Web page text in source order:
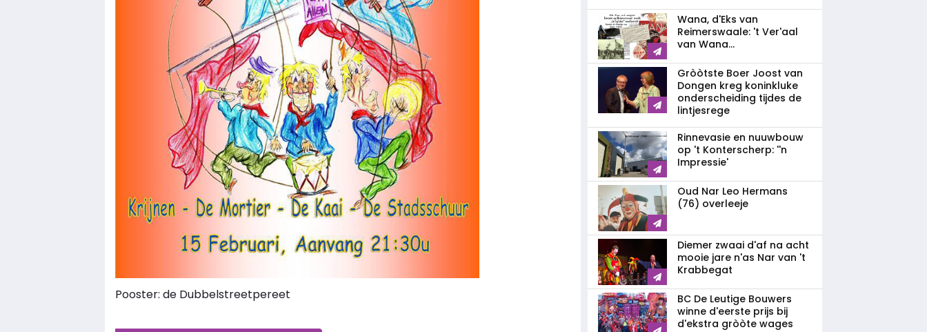
Pooster: de Dubbelstreetpereet
Wana, d'Eks van
Reimerswaale: 't Ver'aal
van Wana...
Gròòtste Boer Joost van
Dongen kreg koninkluke
onderscheiding tijdes de
lintjesrege
Rinnevasie en nuuwbouw
op 't Konterscherp: ''n
Impressie'
Oud Nar Leo Hermans
(76) overleeje
Diemer zwaai d'af na acht
mooie jare n'as Nar van 't
Krabbegat
BC De Leutige Bouwers
winne d'eerste prijs bij
d'ekstra gròòte wages